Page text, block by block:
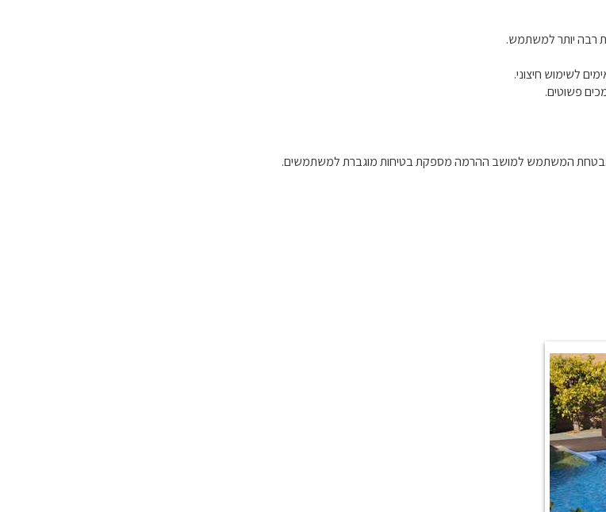
רבה יותר למשתמש.
פשוטים.
המשתמש למושב ההרמה מספקת בטיחות מוגברת למשתמשים.